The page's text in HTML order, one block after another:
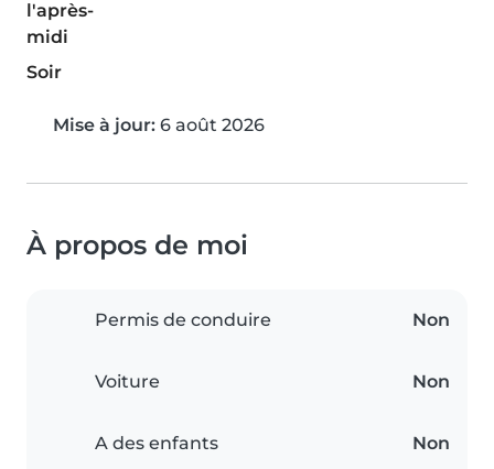
l'après-
midi
Soir
Mise à jour: 6 août 2026
À propos de moi
Permis de conduire Non
Voiture Non
A des enfants Non